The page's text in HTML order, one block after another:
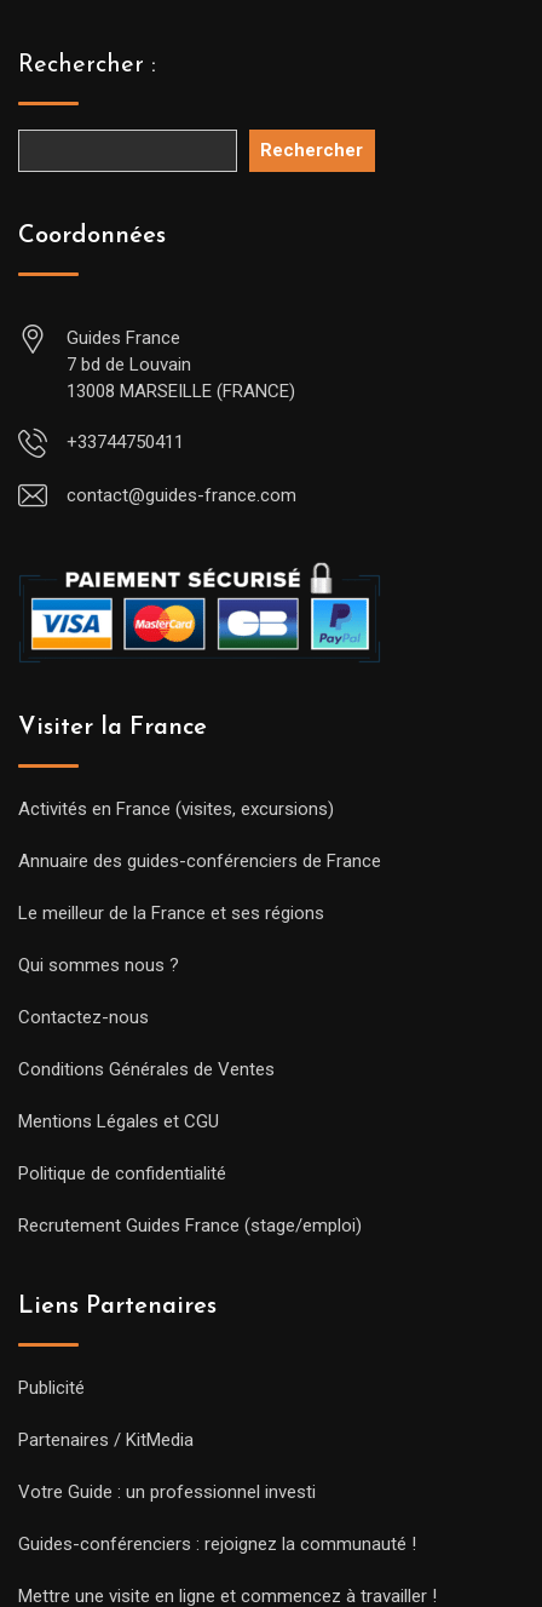
Rechercher :
Rechercher
Coordonnées
Guides France
7 bd de Louvain
13008 MARSEILLE (FRANCE)
+33744750411
contact@guides-france.com
Visiter la France
Activités en France (visites, excursions)
Annuaire des guides-conférenciers de France
Le meilleur de la France et ses régions
Qui sommes nous ?
Contactez-nous
Conditions Générales de Ventes
Mentions Légales et CGU
Politique de confidentialité
Recrutement Guides France (stage/emploi)
Liens Partenaires
Publicité
Partenaires / KitMedia
Votre Guide : un professionnel investi
Guides-conférenciers : rejoignez la communauté !
Mettre une visite en ligne et commencez à travailler !